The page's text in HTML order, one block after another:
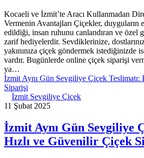
Kocaeli ve İzmit’te Aracı Kullanmadan
Vermenin Avantajları Çiçekler, duyguların
edildiği, insan ruhunu canlandıran ve özel
zarif hediyelerdir. Sevdiklerinize,
yakınınıza çiçek göndermek istediğinizde
vardır. Bugünlerde online çiçek siparişi
ya…
İzmit Aynı Gün Sevgiliye Çiçek Teslimatı:
Siparişi
İzmit Sevgiliye Çiçek
11 Şubat 2025
İzmit Aynı Gün Sevgiliye
Hızlı ve Güvenilir Çiçek